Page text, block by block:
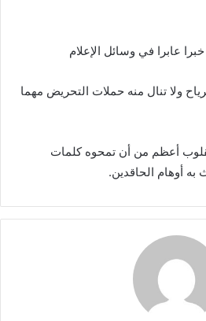
عابرا في وسائل الإعلام
ولا تنال منه حملات التحريض مهما
أعظم من أن تمحوه كلمات
أوهام الحاقدين.